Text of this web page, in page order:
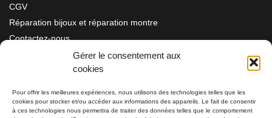
Gérer le consentement aux
cookies
Pour offrir les meilleures expériences, nous utilisons des technologies telles que les
cookies pour stocker et/ou accéder aux informations des appareils. Le fait de consentir
à ces technologies nous permettra de traiter des données telles que le comportement
CGV
Réparation bijoux et réparation montre
Contactez-nous
Information
Bijouterie SIAUD11 rue Masséna 06000 NICE